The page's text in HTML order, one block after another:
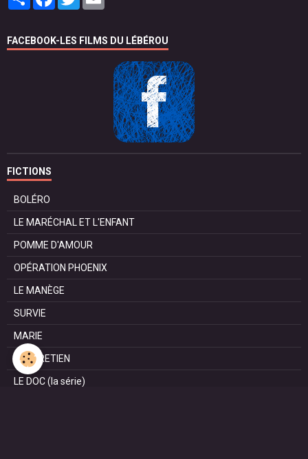
FACEBOOK-LES FILMS DU LÉBÉROU
FICTIONS
BOLÉRO
LE MARÉCHAL ET L'ENFANT
POMME D'AMOUR
OPÉRATION PHOENIX
LE MANÈGE
SURVIE
MARIE
L'ENTRETIEN
LE DOC (la série)